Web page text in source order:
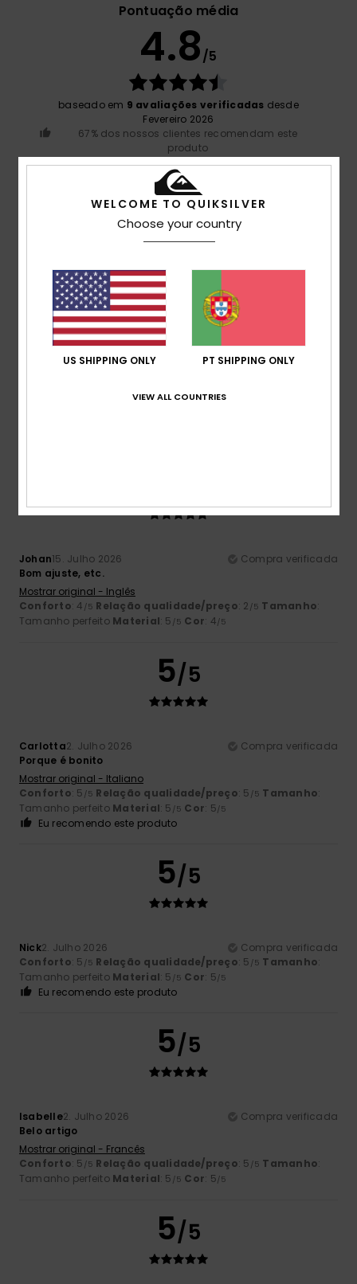
Pontuação média
4.8/5
baseado em 9 avaliações verificadas desde
Fevereiro 2026
67% dos nossos clientes recomendam este
produto
Conforto
4.9
Tamanho
Muito pequenoDemasiado grande
Material
4.9
Johan15. Julho 2026
Compra verificada
Bom ajuste, etc.
Mostrar original - Inglês
Conforto: 4 /5 Relação qualidade/preço: 2 /5 Tamanho:
Tamanho perfeito Material: 5 /5 Cor: 4/5
5/5
Carlotta2. Julho 2026
Compra verificada
Porque é bonito
Mostrar original - Italiano
Conforto: 5 /5 Relação qualidade/preço: 5 /5 Tamanho:
Tamanho perfeito Material: 5 /5 Cor: 5/5
Eu recomendo este produto
5/5
Nick2. Julho 2026
Compra verificada
Conforto: 5 /5 Relação qualidade/preço: 5 /5 Tamanho:
Tamanho perfeito Material: 5 /5 Cor: 5/5
Eu recomendo este produto
5/5
Isabelle2. Julho 2026
Compra verificada
Belo artigo
Mostrar original - Francês
Conforto: 5 /5 Relação qualidade/preço: 5 /5 Tamanho:
Tamanho perfeito Material: 5 /5 Cor: 5/5
5/5
WELCOME TO QUIKSILVER
Choose your country
US SHIPPING ONLY PT SHIPPING ONLY
VIEW ALL COUNTRIES